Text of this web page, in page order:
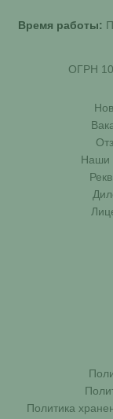
Время работы:
ОГРН
Наши
Политика